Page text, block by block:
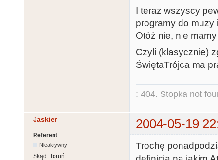
I teraz wszyscy
programy do muzy
Otóż nie, nie
Czyli (klasycznie)
ŚwiętaTrójca ma
: 404. Stopka not
Jaskier 2004-05-19
Referent
Nieaktywny
Skąd: Toruń
Trochę